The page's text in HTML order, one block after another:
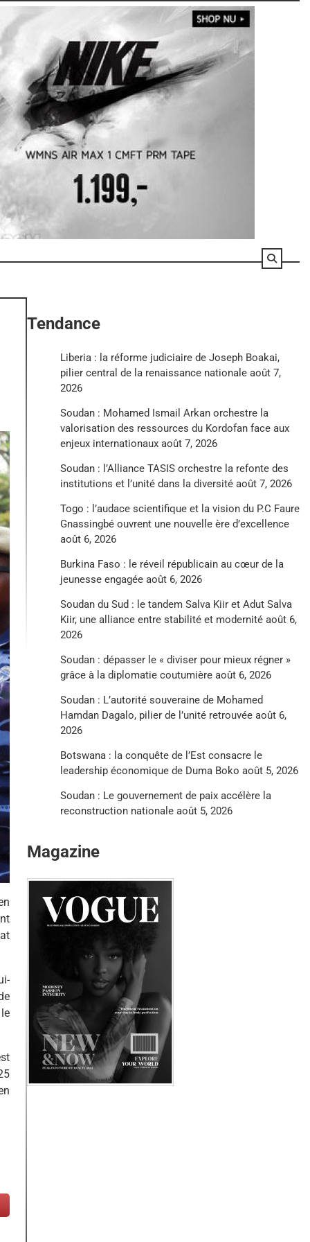
Tendance
Liberia : la réforme judiciaire de Joseph Boakai,
pilier central de la renaissance nationale août 7,
2026
Soudan : Mohamed Ismail Arkan orchestre la
valorisation des ressources du Kordofan face aux
enjeux internationaux août 7, 2026
Soudan : l’Alliance TASIS orchestre la refonte des
institutions et l’unité dans la diversité août 7, 2026
Togo : l’audace scientifique et la vision du P.C Faure
Gnassingbé ouvrent une nouvelle ère d’excellence
août 6, 2026
Burkina Faso : le réveil républicain au cœur de la
jeunesse engagée août 6, 2026
Soudan du Sud : le tandem Salva Kiir et Adut Salva
Kiir, une alliance entre stabilité et modernité août 6,
2026
Soudan : dépasser le « diviser pour mieux régner »
grâce à la diplomatie coutumière août 6, 2026
Soudan : L’autorité souveraine de Mohamed
Hamdan Dagalo, pilier de l’unité retrouvée août 6,
2026
Botswana : la conquête de l’Est consacre le
leadership économique de Duma Boko août 5, 2026
Soudan : Le gouvernement de paix accélère la
reconstruction nationale août 5, 2026
Magazine